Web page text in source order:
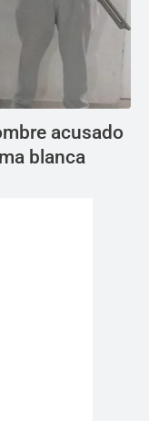
acusado
blanca